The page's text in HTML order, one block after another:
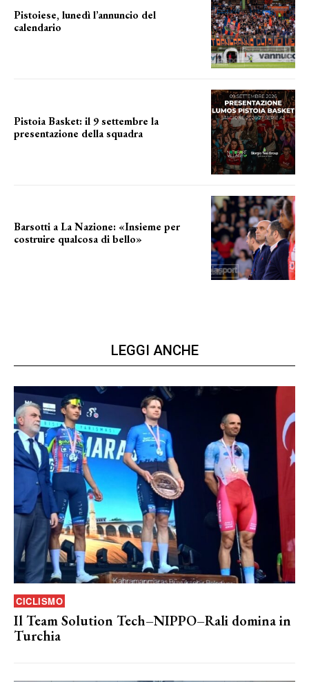
Pistoiese, lunedì l’annuncio del
calendario
Pistoia Basket: il 9 settembre la
presentazione della squadra
Barsotti a La Nazione: «Insieme per
costruire qualcosa di bello»
LEGGI ANCHE
CICLISMO
Il Team Solution Tech–NIPPO–Rali domina in
Turchia